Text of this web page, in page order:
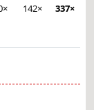
142× 337×